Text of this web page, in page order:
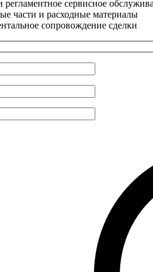
регламентное сервисное
части и расходные материалы
сопровождение сделки